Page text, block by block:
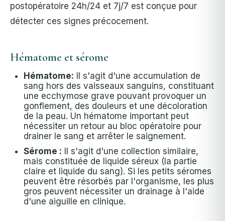
postopératoire 24h/24 et 7j/7 est conçue pour
détecter ces signes précocement.
Hématome et sérome
Hématome: Il s'agit d'une accumulation de
sang hors des vaisseaux sanguins, constituant
une ecchymose grave pouvant provoquer un
gonflement, des douleurs et une décoloration
de la peau. Un hématome important peut
nécessiter un retour au bloc opératoire pour
drainer le sang et arrêter le saignement.
Sérome : Il s'agit d'une collection similaire,
mais constituée de liquide séreux (la partie
claire et liquide du sang). Si les petits séromes
peuvent être résorbés par l'organisme, les plus
gros peuvent nécessiter un drainage à l'aide
d'une aiguille en clinique.